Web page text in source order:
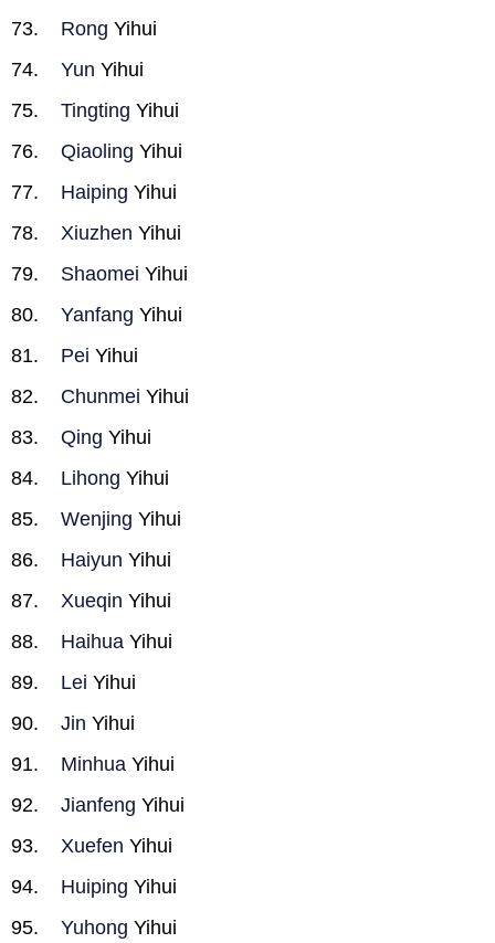
Rong Yihui
Yun Yihui
Tingting Yihui
Qiaoling Yihui
Haiping Yihui
Xiuzhen Yihui
Shaomei Yihui
Yanfang Yihui
Pei Yihui
Chunmei Yihui
Qing Yihui
Lihong Yihui
Wenjing Yihui
Haiyun Yihui
Xueqin Yihui
Haihua Yihui
Lei Yihui
Jin Yihui
Minhua Yihui
Jianfeng Yihui
Xuefen Yihui
Huiping Yihui
Yuhong Yihui